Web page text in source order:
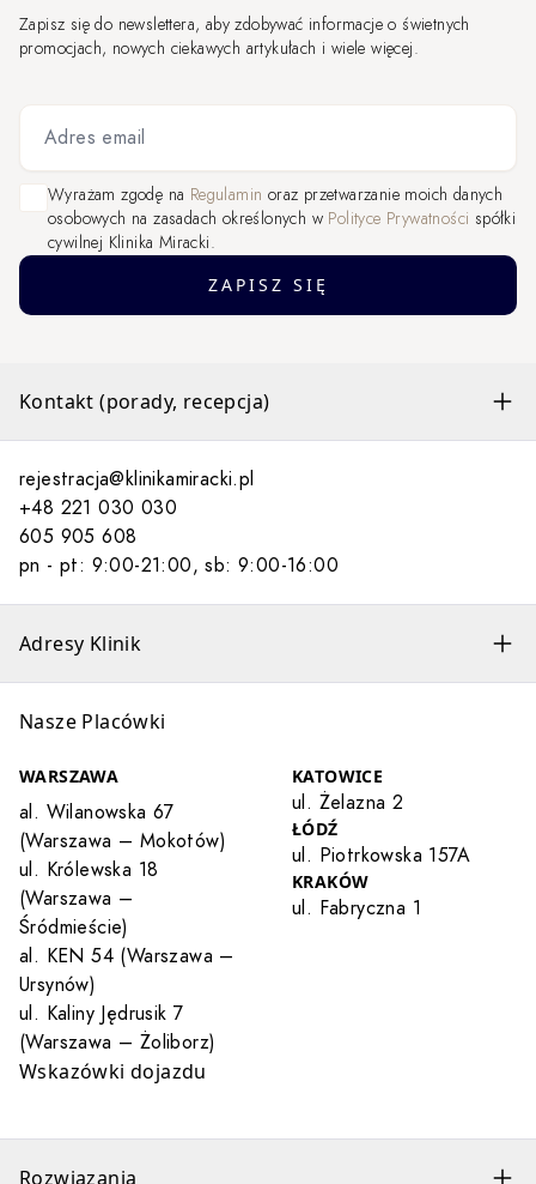
Zapisz się do newslettera, aby zdobywać informacje o świetnych
promocjach, nowych ciekawych artykułach i wiele więcej.
Adres email
Wyrażam zgodę na Regulamin oraz przetwarzanie moich danych
osobowych na zasadach określonych w Polityce Prywatności spółki
cywilnej Klinika Miracki.
ZAPISZ SIĘ
Kontakt (porady, recepcja)
rejestracja@klinikamiracki.pl
+48 221 030 030
605 905 608
pn - pt: 9:00-21:00, sb: 9:00-16:00
Adresy Klinik
Nasze Placówki
WARSZAWA
al. Wilanowska 67
(Warszawa – Mokotów)
ul. Królewska 18
(Warszawa –
Śródmieście)
al. KEN 54 (Warszawa –
Ursynów)
ul. Kaliny Jędrusik 7
(Warszawa – Żoliborz)
Wskazówki dojazdu
KATOWICE
ul. Żelazna 2
ŁÓDŹ
ul. Piotrkowska 157A
KRAKÓW
ul. Fabryczna 1
Rozwiązania